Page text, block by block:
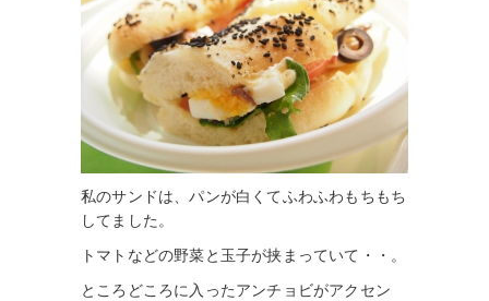
私のサンドは、パンが白くてふわふわもちもち
してました。
トマトなどの野菜と玉子が挟まっていて・・。
ところどころに入ったアンチョビがアクセン